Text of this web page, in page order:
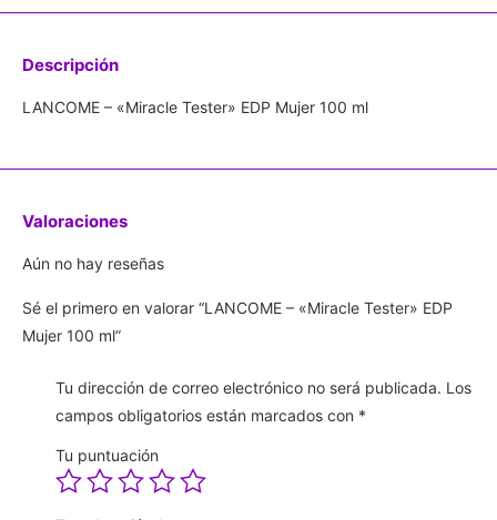
Descripción
LANCOME – «Miracle Tester» EDP Mujer 100 ml
Valoraciones
Aún no hay reseñas
Sé el primero en valorar “LANCOME – «Miracle Tester» EDP
Mujer 100 ml”
Tu dirección de correo electrónico no será publicada. Los
campos obligatorios están marcados con *
Tu puntuación